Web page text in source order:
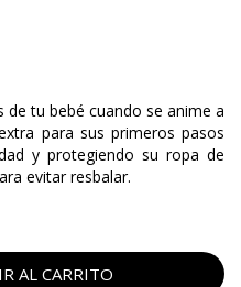
de tu bebé cuando se anime a
para sus primeros pasos
y protegiendo su ropa de
evitar resbalar.
AL CARRITO